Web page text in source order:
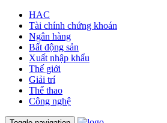
HAC
Tài chính chứng khoán
Ngân hàng
Bất động sản
Xuất nhập khẩu
Thế giới
Giải trí
Thể thao
Công nghệ